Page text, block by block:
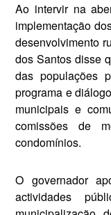
Ao intervir na
imple­mentação
desenvolvimen­to
dos Santos disse
das populações
programa e
municipais e
comissões de
condomínios.
O governador
actividades